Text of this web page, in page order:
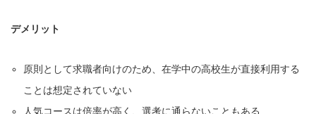
デメリット
原則として求職者向けのため、在学中の高校生が直接利用する
ことは想定されていない
人気コースは倍率が高く、選考に通らないこともある